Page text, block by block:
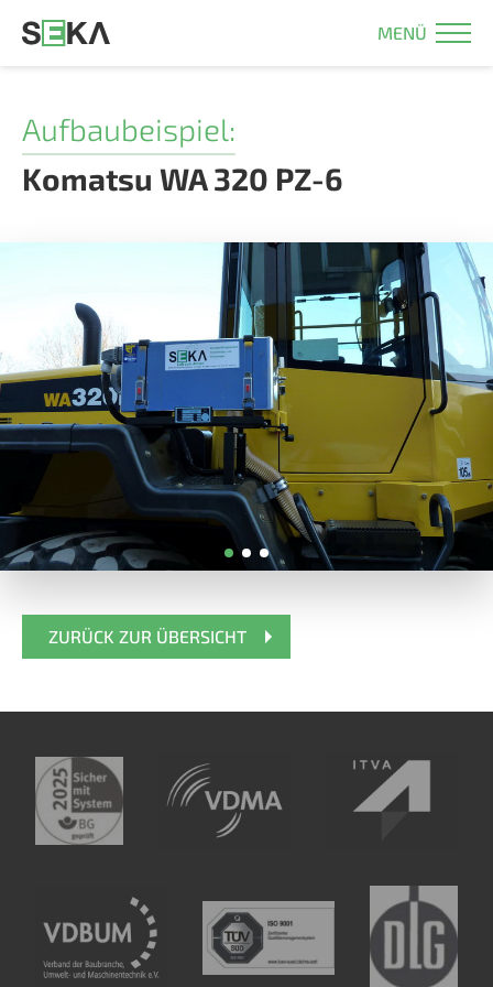
MENÜ
Aufbaubeispiel:
Komatsu WA 320 PZ-6
ZURÜCK ZUR ÜBERSICHT